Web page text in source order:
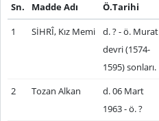
Sn. Madde Adı
Ö.Tarihi
1
SİHRÎ, Kız Memi
d. ? - ö. Murat
devri (1574-
1595) sonları.
2 Tozan Alkan
d. 06 Mart
1963 - ö. ?